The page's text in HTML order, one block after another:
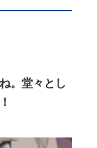
。堂々とし